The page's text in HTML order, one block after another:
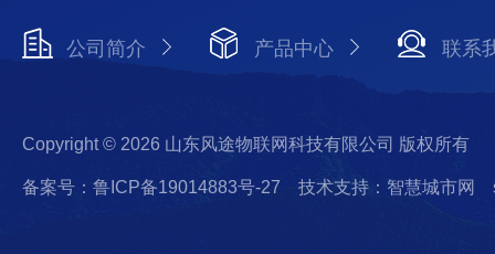
公司简介 产品中心 联系
Copyright © 2026 山东风途物联网科技有限公司 版权所有
备案号：鲁ICP备19014883号-27 技术支持：智慧城市网